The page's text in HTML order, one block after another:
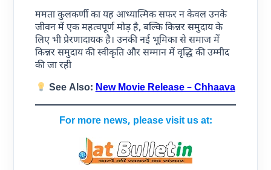
ममता कुलकर्णी का यह आध्यात्मिक सफर न केवल उनके
जीवन में एक महत्वपूर्ण मोड़ है, बल्कि किन्नर समुदाय के
लिए भी प्रेरणादायक है। उनकी नई भूमिका से समाज में
किन्नर समुदाय की स्वीकृति और सम्मान में वृद्धि की उम्मीद
की जा रही
See Also:New Movie Release – Chhaava
For more news, please visit us at: